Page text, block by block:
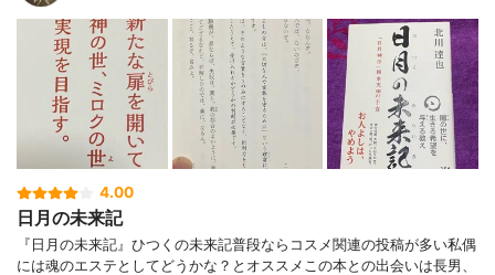
4.00
日月の未来記
『日月の未来記』ひつくの未来記普段ならコスメ関連の投稿が多い私偶
には魂のエステとしてどうかな？とオススメこの本との出会いは長男、